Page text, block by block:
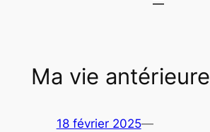
Ma vie antérieure
18 février 2025—